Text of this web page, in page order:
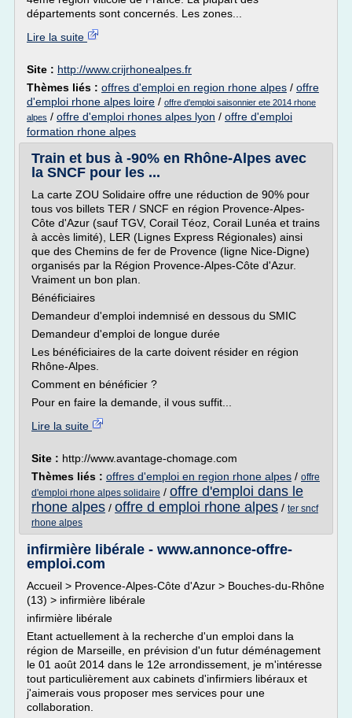
départements sont concernés. Les zones...
Lire la suite
Site : http://www.crijrhonealpes.fr
Thèmes liés : offres d'emploi en region rhone alpes / offre
d'emploi rhone alpes loire / offre d'emploi saisonnier ete 2014 rhone
alpes / offre d'emploi rhones alpes lyon / offre d'emploi
formation rhone alpes
Train et bus à -90% en Rhône-Alpes avec
la SNCF pour les ...
La carte ZOU Solidaire offre une réduction de 90% pour
tous vos billets TER / SNCF en région Provence-Alpes-
Côte d'Azur (sauf TGV, Corail Téoz, Corail Lunéa et trains
à accès limité), LER (Lignes Express Régionales) ainsi
que des Chemins de fer de Provence (ligne Nice-Digne)
organisés par la Région Provence-Alpes-Côte d'Azur.
Vraiment un bon plan.
Bénéficiaires
Demandeur d'emploi indemnisé en dessous du SMIC
Demandeur d'emploi de longue durée
Les bénéficiaires de la carte doivent résider en région
Rhône-Alpes.
Comment en bénéficier ?
Pour en faire la demande, il vous suffit...
Lire la suite
Site : http://www.avantage-chomage.com
Thèmes liés : offres d'emploi en region rhone alpes / offre
d'emploi rhone alpes solidaire / offre d'emploi dans le
rhone alpes / offre d emploi rhone alpes / ter sncf
rhone alpes
infirmière libérale - www.annonce-offre-
emploi.com
Accueil > Provence-Alpes-Côte d'Azur > Bouches-du-Rhône
(13) > infirmière libérale
infirmière libérale
Etant actuellement à la recherche d'un emploi dans la
région de Marseille, en prévision d'un futur déménagement
le 01 août 2014 dans le 12e arrondissement, je m'intéresse
tout particulièrement aux cabinets d'infirmiers libéraux et
j'aimerais vous proposer mes services pour une
collaboration.